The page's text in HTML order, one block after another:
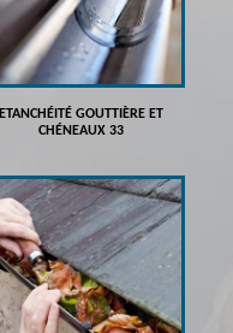
ETANCHÉITÉ GOUTTIÈRE ET
CHÉNEAUX 33